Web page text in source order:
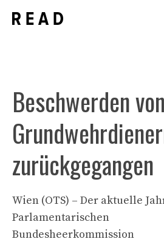
Inhalt
Beschwerden von
zurückgegangen
Wien (OTS) – Der aktuelle
Parlamentarischen
Bundesheerkommission